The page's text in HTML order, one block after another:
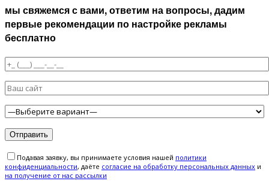
мы свяжемся с вами, ответим на вопросы, дадим
первые рекомендации по настройке рекламы
бесплатно
Подавая заявку, вы принимаете условия нашей политики
конфиденциальности, даёте cогласие на обработку персональных данных и
на получение от нас рассылки